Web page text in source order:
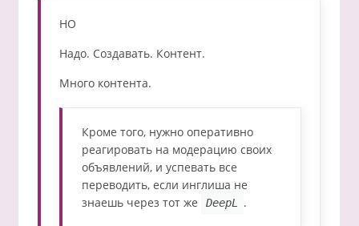
НО
Надо. Создавать. Контент.
Много контента.
Кроме того, нужно оперативно
реагировать на модерацию своих
объявлений, и успевать все
переводить, если инглиша не
знаешь через тот же
DeepL .